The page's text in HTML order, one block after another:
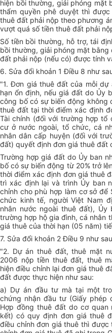
hiện bồi thường, giải phóng
thẩm quyền phê duyệt thì
thuê đất phải nộp theo phương
vượt quá số tiền thuê đất phải
Số tiền bồi thường, hỗ trợ, tái
bồi thường, giải phóng mặt
đất phải nộp (nếu có) được tính
6. Sửa đổi khoản 1 Điều 8 như
"1. Đơn giá thuê đất của mỗi
hạn ổn định, nếu giá đất do Ủy
công bố có sự biến động không
thuê đất tại thời điểm xác định
Tài chính (đối với trường hợp tổ
cư ở nước ngoài, tổ chức, cá
nhân dân cấp huyện (đối với
đất) quyết định đơn giá thuê đất
Trường hợp giá đất do Ủy ban
bố có sự biến động từ 20% trở
thời điểm xác định đơn giá thuê
trì xác định lại và trình Ủy ban
chỉnh cho phù hợp làm cơ sở
chức kinh tế, người Việt Nam
nhân nước ngoài thuê đất),
trường hợp hộ gia đình, cá nhân
giá thuê của thời hạn (05 năm)
7. Sửa đổi khoản 2 Điều 9 như
"2. Dự án thuê đất, thuê mặt
2006 nộp tiền thuê đất, thuê
hiện điều chỉnh lại đơn giá thuê
đất được thực hiện như sau:
a) Dự án đầu tư mà tại một
chứng nhận đầu tư (Giấy phép
Hợp đồng thuê đất do cơ
kết) có quy định đơn giá thuê
điều chỉnh đơn giá thuê thì